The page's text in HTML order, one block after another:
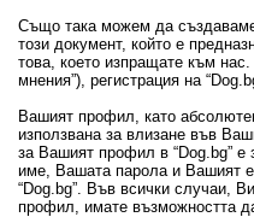
Също така можем да създаваме
този документ, който е
това, което изпращате към
мнения”), регистрация на
Вашият профил, като
използвана за влизане във
за Вашият профил в “Dog.bg”
име, Вашата парола и Вашият
“Dog.bg”. Във всички случаи,
профил, имате възможността